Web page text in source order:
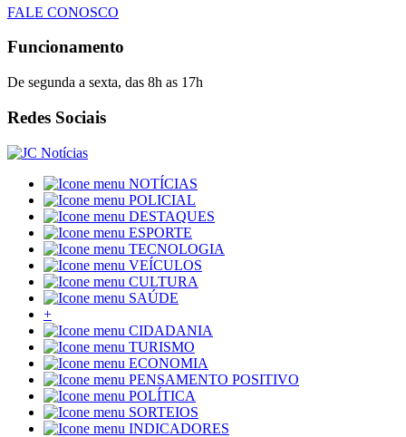
FALE CONOSCO
Funcionamento
De segunda a sexta, das 8h as 17h
Redes Sociais
NOTÍCIAS
POLICIAL
DESTAQUES
ESPORTE
TECNOLOGIA
VEÍCULOS
CULTURA
SAÚDE
+
CIDADANIA
TURISMO
ECONOMIA
PENSAMENTO POSITIVO
POLÍTICA
SORTEIOS
INDICADORES